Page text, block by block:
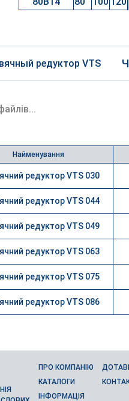
Найменування
редуктор VTS 030
редуктор VTS 044
редуктор VTS 049
редуктор VTS 063
редуктор VTS 075
редуктор VTS 086
ПРО КОМПАНІЮ
КАТАЛОГИ
ІНФОРМАЦІЯ